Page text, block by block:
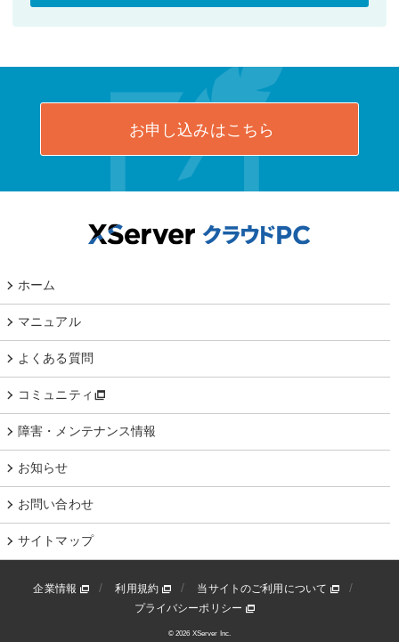
お申し込みはこちら
ホーム
マニュアル
よくある質問
コミュニティ
障害・メンテナンス情報
お知らせ
お問い合わせ
サイトマップ
企業情報 利用規約
当サイトのご利用について
プライバシーポリシー
© 2026 XServer Inc.